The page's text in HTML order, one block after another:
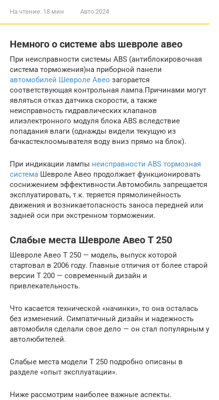
На чтение: 18 мин Авто 2024
Немного о системе abs шевроле авео
При неисправности системы ABS (антиблокировочная
система торможения)на приборной панели
автомобилей Шевроле Авео загорается
соответствующая контрольная лампа.Причинами могут
являться отказ датчика скорости, а также
неисправность гидравлических клапанов
илиэлектронного модуля блока ABS вследствие
попадания влаги (однажды видели текущую из
бачкастеклоомывателя воду вниз прямо на блок).
При индикации лампы неисправности ABS тормозная
система Шевроле Авео продолжает функционировать
соснижением эффективности.Автомобиль запрещается
эксплуатировать, т.к. теряется прямолинейность
движения и возникаетопасность заноса передней или
задней оси при экстренном торможении.
Слабые места Шевроле Авео Т 250
Шевроле Авео Т 250 — модель, выпуск которой
стартовал в 2006 году. Главные отличия от более старой
версии Т 200 — современный дизайн и
привлекательность.
Что касается технической «начинки», то она осталась
без изменений. Симпатичный дизайн и надежность
автомобиля сделали свое дело — он стал популярным у
автолюбителей.
Слабые места модели Т 250 подробно описаны в
разделе «опыт эксплуатации».
Ниже рассмотрим наиболее важные аспекты.